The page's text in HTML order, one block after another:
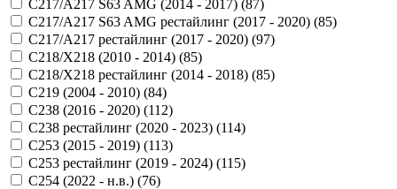
C217/A217 S63 AMG (2014 - 2017) (87)
C217/A217 S63 AMG рестайлинг (2017 - 2020) (85)
C217/A217 рестайлинг (2017 - 2020) (97)
C218/X218 (2010 - 2014) (85)
C218/X218 рестайлинг (2014 - 2018) (85)
C219 (2004 - 2010) (84)
C238 (2016 - 2020) (112)
C238 рестайлинг (2020 - 2023) (114)
C253 (2015 - 2019) (113)
C253 рестайлинг (2019 - 2024) (115)
C254 (2022 - н.в.) (76)